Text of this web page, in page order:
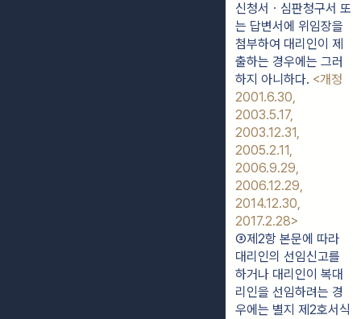
신청서ㆍ심판청구서 또
는 답변서에 위임장을
첨부하여 대리인이 제
출하는 경우에는 그러
하지 아니하다. <개정
2001.6.30,
2003.5.17,
2003.12.31,
2005.2.11,
2006.9.29,
2006.12.29,
2014.12.30,
2017.2.28>
③제2항 본문에 따라
대리인의 선임신고를
하거나 대리인이 복대
리인을 선임하려는 경
우에는 별지 제2호서식